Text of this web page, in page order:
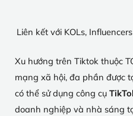
Liên kết với KOLs,
Xu hướng trên Tiktok thuộc
mạng xã hội, đa phần được
có thể sử dụng công cụ
doanh nghiệp và nhà sáng